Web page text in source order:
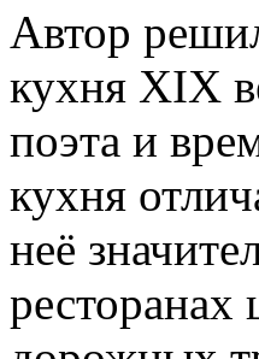
Автор
кухня XIX
поэта и
кухня
неё
ресторанах